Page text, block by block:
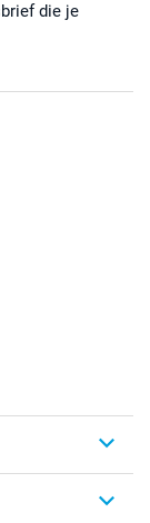
die je